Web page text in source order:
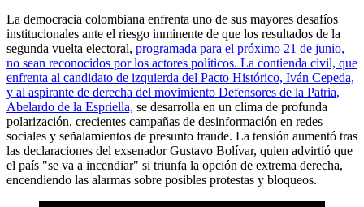
La democracia colombiana enfrenta uno de sus mayores desafíos
institucionales ante el riesgo inminente de que los resultados de la
segunda vuelta electoral, programada para el próximo 21 de junio,
no sean reconocidos por los actores políticos. La contienda civil, que
enfrenta al candidato de izquierda del Pacto Histórico, Iván Cepeda,
y al aspirante de derecha del movimiento Defensores de la Patria,
Abelardo de la Espriella, se desarrolla en un clima de profunda
polarización, crecientes campañas de desinformación en redes
sociales y señalamientos de presunto fraude. La tensión aumentó tras
las declaraciones del exsenador Gustavo Bolívar, quien advirtió que
el país "se va a incendiar" si triunfa la opción de extrema derecha,
encendiendo las alarmas sobre posibles protestas y bloqueos.